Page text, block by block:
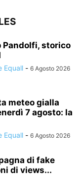
Pandolfi, storico
Equall - 6 Agosto 2026
meteo gialla
7 agosto: la
Equall - 6 Agosto 2026
di fake
di views...